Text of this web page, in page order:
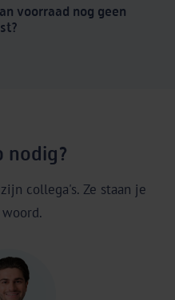
voorraad nog geen
nodig?
collega's. Ze staan je